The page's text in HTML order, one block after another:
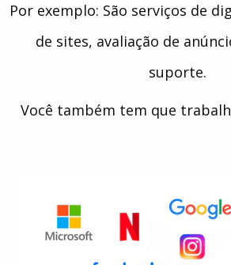
Por exemplo: São serviços de
de sites, avaliação de
suporte.
Você também tem que